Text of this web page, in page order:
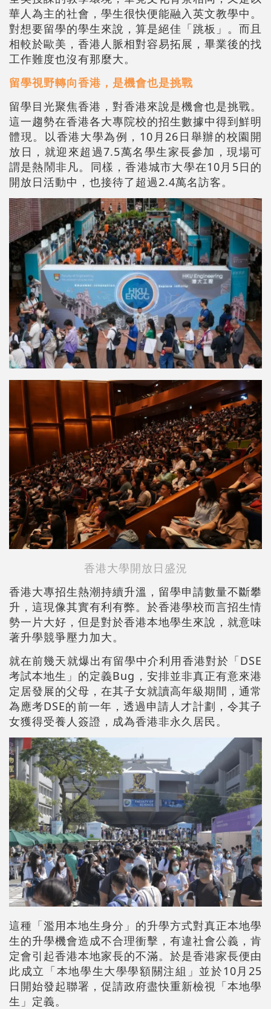
華人為主的社會，學生很快便能融入英文教學中。
對想要留學的學生來說，算是絕佳「跳板」。而且
相較於歐美，香港人脈相對容易拓展，畢業後的找
工作難度也沒有那麼大。
留學視野轉向香港，是機會也是挑戰
留學目光聚焦香港，對香港來說是機會也是挑戰。
這一趨勢在香港各大專院校的招生數據中得到鮮明
體現。以香港大學為例，10月26日舉辦的校園開
放日，就迎來超過7.5萬名學生家長參加，現場可
謂是熱鬧非凡。同樣，香港城市大學在10月5日的
開放日活動中，也接待了超過2.4萬名訪客。
香港大學開放日盛況
香港大專招生熱潮持續升溫，留學申請數量不斷攀
升，這現像其實有利有弊。於香港學校而言招生情
勢一片大好，但是對於香港本地學生來說，就意味
著升學競爭壓力加大。
就在前幾天就爆出有留學中介利用香港對於「DSE
考試本地生」的定義Bug，安排並非真正有意來港
定居發展的父母，在其子女就讀高年級期間，通常
為應考DSE的前一年，透過申請人才計劃，令其子
女獲得受養人簽證，成為香港非永久居民。
這種「濫用本地生身分」的升學方式對真正本地學
生的升學機會造成不合理衝擊，有違社會公義，肯
定會引起香港本地家長的不滿。於是香港家長便由
此成立「本地學生大學學額關注組」並於10月25
日開始發起聯署，促請政府盡快重新檢視「本地學
生」定義。